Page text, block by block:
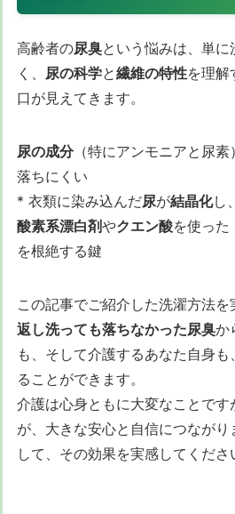
高齢者の尿臭という悩みは、単
く、 尿の科学と繊維の特性を理解
口が見えてきます。
尿の成分（特にアンモニアと尿
落ちにくい
* 衣類に染み込んだ尿が結晶化し
酸素系漂白剤やクエン酸を使った
を根絶する鍵
この記事でご紹介した洗濯方法を
返し洗っても落ちなかった尿臭か
も、そして介護するあなた自身
ることができます。
介護は心身ともに大変なことで
が、大きな安心と自信につなが
して、その効果を実感してくださ